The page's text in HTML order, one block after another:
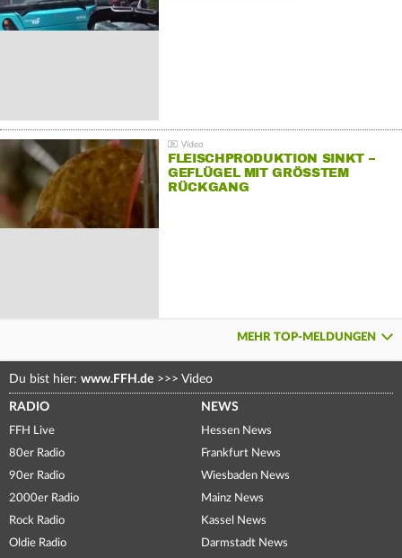
FLEISCHPRODUKTION SINKT –
GEFLÜGEL MIT GRÖSSTEM R
ÜCKGANG
MEHR TOP-MELDUNGEN
Du bist hier: www.FFH.de >>> Video
RADIO
FFH Live
80er Radio
90er Radio
2000er Radio
Rock Radio
Oldie Radio
NEWS
Hessen News
Frankfurt News
Wiesbaden News
Mainz News
Kassel News
Darmstadt News